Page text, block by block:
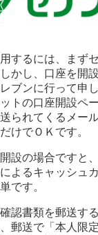
するには、まず
かし、口座を開
ブンに行って申
トの口座開設ペ
られてくるメー
けでＯＫです。
設の場合ですと
よるキャッシュ
です。
認書類を郵送す
郵送で「本人限